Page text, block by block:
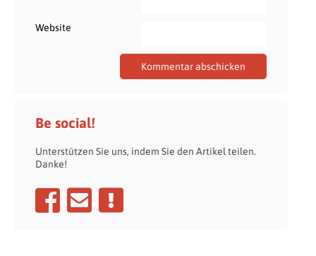
Website
Be social!
Unterstützen Sie uns, indem Sie den Artikel teilen.
Danke!